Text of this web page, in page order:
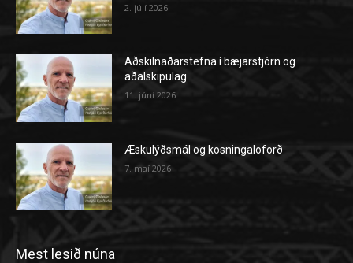
2. júlí 2026
Aðskilnaðarstefna í bæjarstjórn og
aðalskipulag
11. júní 2026
Æskulýðsmál og kosningaloforð
7. maí 2026
Mest lesið núna